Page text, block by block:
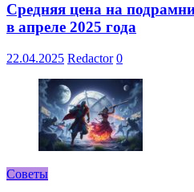
Средняя цена на
в апреле 2025 года
22.04.2025 Redactor 0
Советы